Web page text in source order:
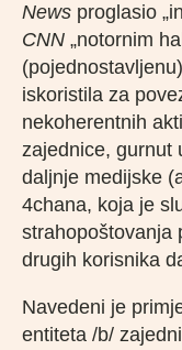
News proglasio
CNN „notornim
iskoristila za
nekoherentnih
zajednice, gurnut
daljnje medijske
4chana, koja je
strahopoštovanja
drugih korisnika
Navedeni je
entiteta /b/